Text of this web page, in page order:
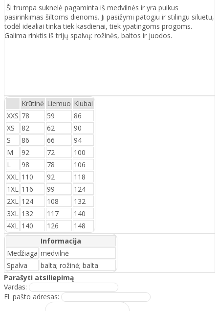
Ši trumpa suknelė pagaminta iš medvilnės ir yra puikus
pasirinkimas šiltoms dienoms. Ji pasižymi patogiu ir stilingu siluetu,
todėl idealiai tinka tiek kasdienai, tiek ypatingoms progoms.
Galima rinktis iš trijų spalvų: rožinės, baltos ir juodos.
Krūtinė Liemuo Klubai
XXS 78 59
86
XS
82 62
90
S
86 66
94
M
92 72
100
L
98 78
106
XXL 110 92
118
1XL 116 99
124
2XL 124 108
132
3XL 132 117
140
4XL 140 126
148
Informacija
Medžiaga medvilnė
Spalva
balta; rožinė; balta
Parašyti atsiliepimą
Vardas:
El. pašto adresas: